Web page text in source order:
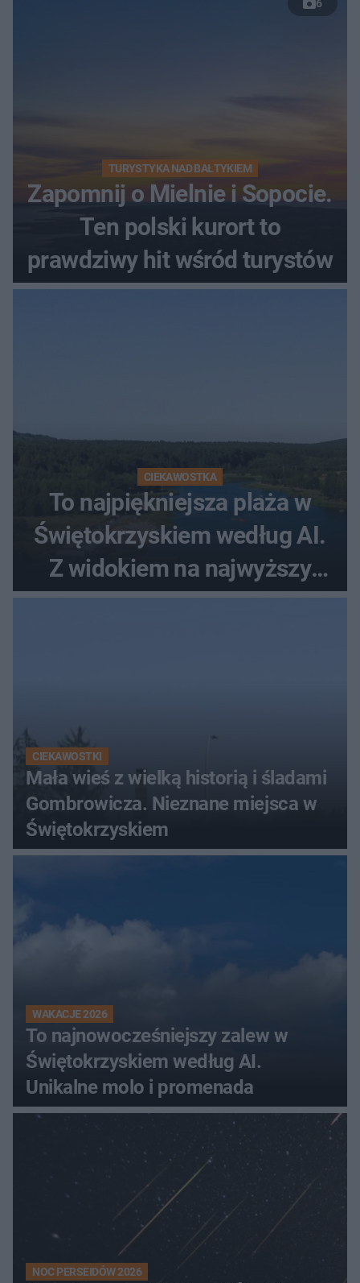
6
TURYSTYKA NAD BAŁTYKIEM
Zapomnij o Mielnie i Sopocie.
Ten polski kurort to
prawdziwy hit wśród turystów
CIEKAWOSTKA
To najpiękniejsza plaża w
Świętokrzyskiem według AI.
Z widokiem na najwyższy
szczyt Gór Świętokrzyskich
CIEKAWOSTKI
Mała wieś z wielką historią i śladami
Gombrowicza. Nieznane miejsca w
Świętokrzyskiem
WAKACJE 2026
To najnowocześniejszy zalew w
Świętokrzyskiem według AI.
Unikalne molo i promenada
NOC PERSEIDÓW 2026